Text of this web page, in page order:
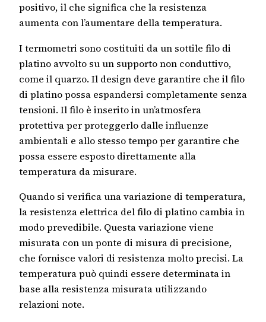
positivo, il che significa che la resistenza
aumenta con l’aumentare della temperatura.
I termometri sono costituiti da un sottile filo di
platino avvolto su un supporto non conduttivo,
come il quarzo. Il design deve garantire che il filo
di platino possa espandersi completamente senza
tensioni. Il filo è inserito in un’atmosfera
protettiva per proteggerlo dalle influenze
ambientali e allo stesso tempo per garantire che
possa essere esposto direttamente alla
temperatura da misurare.
Quando si verifica una variazione di temperatura,
la resistenza elettrica del filo di platino cambia in
modo prevedibile. Questa variazione viene
misurata con un ponte di misura di precisione,
che fornisce valori di resistenza molto precisi. La
temperatura può quindi essere determinata in
base alla resistenza misurata utilizzando
relazioni note.